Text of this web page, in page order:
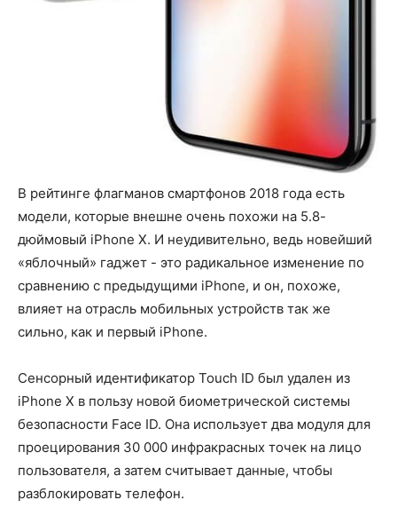
В рейтинге флагманов смартфонов 2018 года есть
модели, которые внешне очень похожи на 5.8-
дюймовый iPhone X. И неудивительно, ведь новейший
«яблочный» гаджет - это радикальное изменение по
сравнению с предыдущими iPhone, и он, похоже,
влияет на отрасль мобильных устройств так же
сильно, как и первый iPhone.
Сенсорный идентификатор Touch ID был удален из
iPhone X в пользу новой биометрической системы
безопасности Face ID. Она использует два модуля для
проецирования 30 000 инфракрасных точек на лицо
пользователя, а затем считывает данные, чтобы
разблокировать телефон.